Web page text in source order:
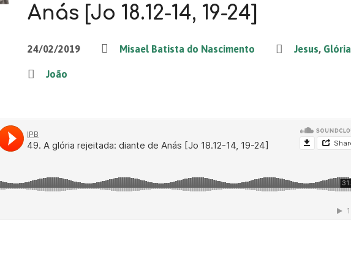
Anás [Jo 18.12-14, 19-24]
24/02/2019 Misael Batista do Nascimento Jesus, Glória
João